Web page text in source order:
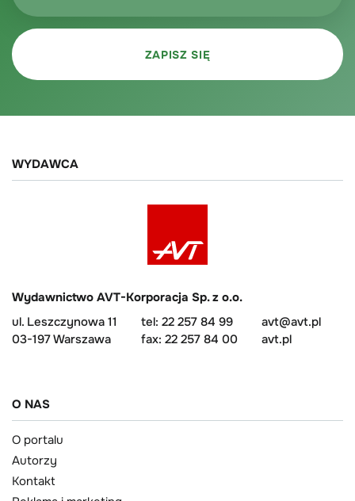
WYDAWCA
Wydawnictwo AVT-Korporacja Sp. z o.o.
ul. Leszczynowa 11
03-197 Warszawa
tel: 22 257 84 99
fax: 22 257 84 00
avt@avt.pl
avt.pl
O NAS
O portalu
Autorzy
Kontakt